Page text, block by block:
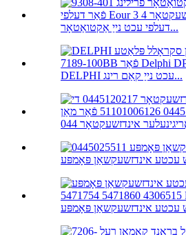
דעלפי עכט נייַ אַקטואַטאָר...
DELPHI עכט נייַ קאַם רינג...